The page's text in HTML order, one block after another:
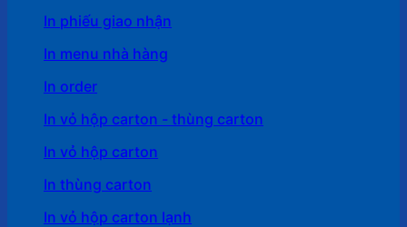
In phiếu giao nhận
In menu nhà hàng
In order
In vỏ hộp carton - thùng carton
In vỏ hộp carton
In thùng carton
In vỏ hộp carton lạnh